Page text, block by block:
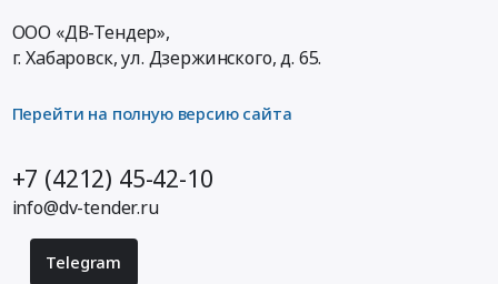
ООО «ДВ-Тендер»,
г. Хабаровск,ул. Дзержинского, д. 65.
Перейти на полную версию сайта
+7 (4212) 45-42-10
info@dv-tender.ru
Telegram